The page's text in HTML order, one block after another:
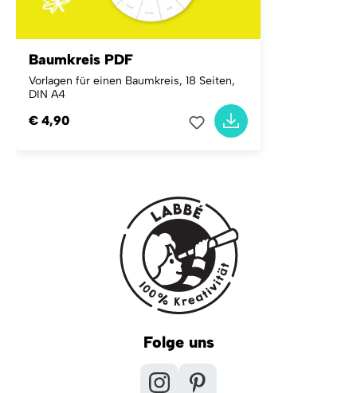
Baumkreis PDF
Vorlagen für einen Baumkreis, 18 Seiten,
DIN A4
€ 4,90
Folge uns